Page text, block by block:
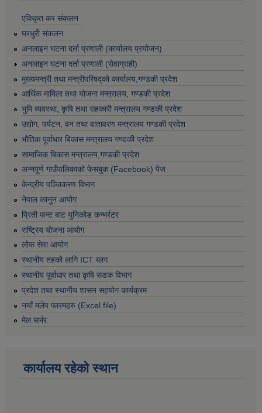
एकिकृत कर संकलन
घरधुरी संकलन
अनलाइन घटना दर्ता प्रणाली (कार्यालय प्रयोजन)
अनलाइन घटना दर्ता प्रणाली (सेवाग्राही)
मुख्यमन्त्री तथा मन्त्रीपरिषद्को कार्यालय,गण्डकी प्रदेश
आर्थिक मामिला तथा योजना मन्त्रालय, गण्डकी प्रदेश
भुमि व्यवस्था, कृषि तथा सहकारी मन्त्रालय गण्डकी प्रदेश
उद्योग, पर्यटन, वन तथा वातावरण मन्त्रालय गण्डकी प्रदेश
भौतिक पूर्वाधार बिकास मन्त्रालय गण्डकी प्रदेश
सामाजिक बिकास मन्त्रालय,गण्डकी प्रदेश
अन्नपूर्ण गाउँपालिकाको फेसबुक (Facebook) पेज
केन्द्रीय पञ्जिकरण विभाग
नेपाल कानुन आयोग
प्रिती फन्ट बाट युनिकोड कन्भर्रटर
राष्ट्रिय योजना आयोग
लोक सेवा आयोग
स्थानीय तहको लागि ICT ब्लग
स्थानीय पूर्वाधार तथा कृषि सडक विभाग
प्रदेश तथा स्थानीय शासन सहयोग कार्यक्रम
नयाँ मलेप फारमहरु (Excel file)
मेल सर्भर
कार्यालय रहेको स्थान